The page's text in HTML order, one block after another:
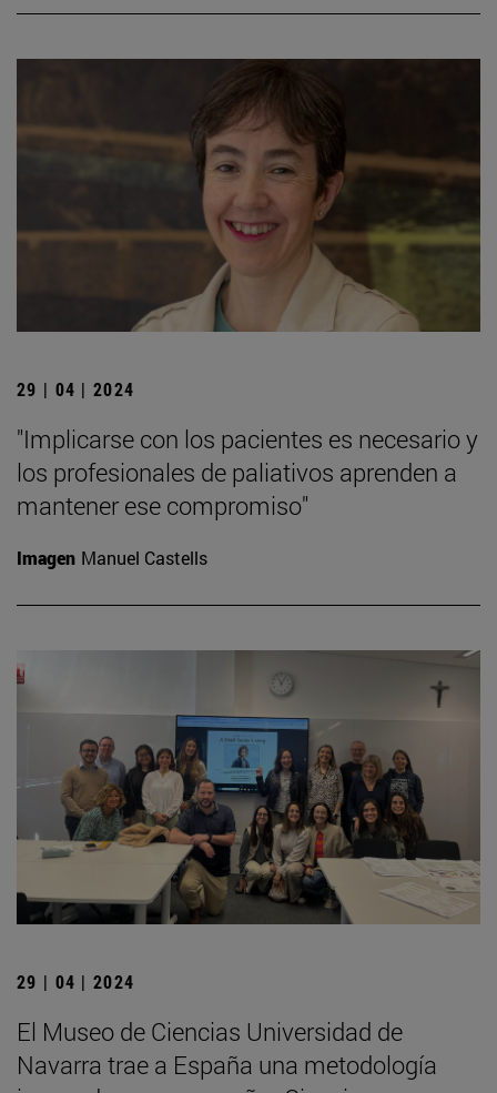
29 | 04 | 2024
"Implicarse con los pacientes es necesario y
los profesionales de paliativos aprenden a
mantener ese compromiso"
Imagen Manuel Castells
29 | 04 | 2024
El Museo de Ciencias Universidad de
Navarra trae a España una metodología